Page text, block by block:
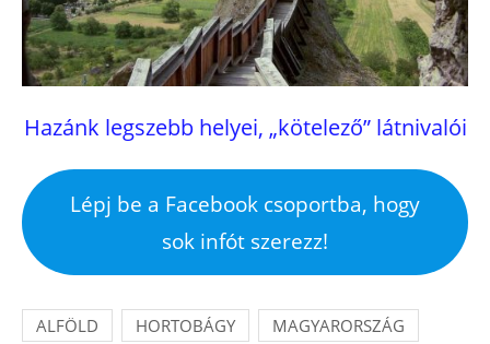
Hazánk legszebb helyei, „kötelező” látnivalói
Lépj be a Facebook csoportba, hogy
sok infót szerezz!
ALFÖLD HORTOBÁGY MAGYARORSZÁG